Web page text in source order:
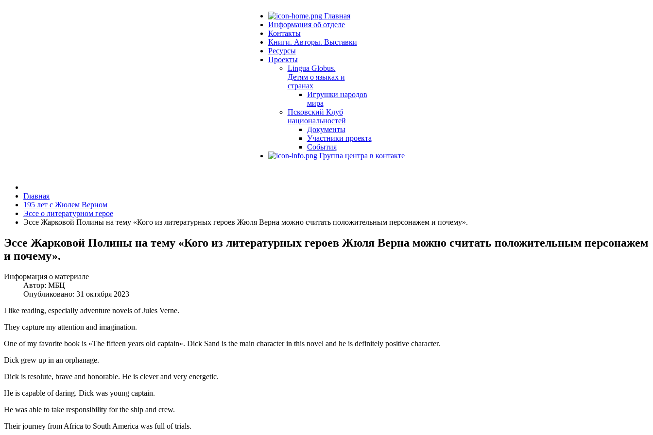
Главная
Информация об отделе
Контакты
Книги. Авторы. Выставки
Ресурсы
Проекты
Lingua Globus.
Детям о языках и
странах
Игрушки народов
мира
Псковский Клуб
национальностей
Документы
Участники проекта
События
Группа центра в контакте
Главная
195 лет с Жюлем Верном
Эссе о литературном герое
Эссе Жарковой Полины на тему «Кого из литературных героев Жюля Верна можно считать положительным персонажем и почему».
Эссе Жарковой Полины на тему «Кого из литературных героев Жюля Верна можно считать положительным персонажем
и почему».
Информация о материале
Автор: МБЦ
Опубликовано: 31 октября 2023
I like reading, especially adventure novels of Jules Verne.
They capture my attention and imagination.
One of my favorite book is «The fifteen years old captain». Dick Sand is the main character in this novel and he is definitely positive character.
Dick grew up in an orphanage.
Dick is resolute, brave and honorable. He is clever and very energetic.
He is capable of daring. Dick was young captain.
He was able to take responsibility for the ship and crew.
Their journey from Africa to South America was full of trials.